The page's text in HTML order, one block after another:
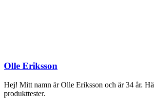
Olle Eriksson
Hej! Mitt namn är Olle Eriksson och är 34 år.
produkttester.